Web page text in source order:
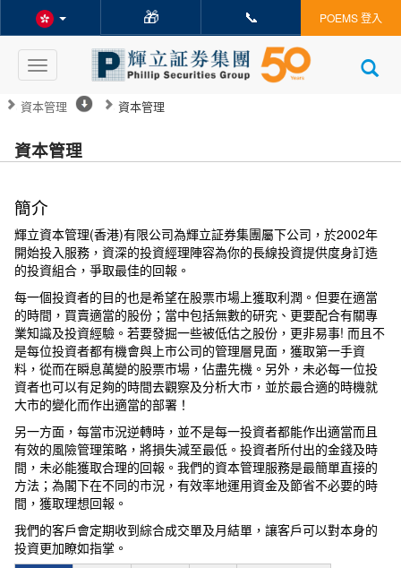
🎁 📞 POEMS 登入
Toggle
navigation
資本管理 資本管理
資本管理
簡介
輝立資本管理(香港)有限公司為輝立証券集團屬下公司，於2002年
開始投入服務，資深的投資經理陣容為你的長線投資提供度身訂造
的投資組合，爭取最佳的回報。
每一個投資者的目的也是希望在股票市場上獲取利潤。但要在適當
的時間，買賣適當的股份；當中包括無數的研究、更要配合有關專
業知識及投資經驗。若要發掘一些被低估之股份，更非易事! 而且不
是每位投資者都有機會與上市公司的管理層見面，獲取第一手資
料，從而在瞬息萬變的股票市場，佔盡先機。另外，未必每一位投
資者也可以有足夠的時間去觀察及分析大市，並於最合適的時機就
大市的變化而作出適當的部署！
另一方面，每當市況逆轉時，並不是每一投資者都能作出適當而且
有效的風險管理策略，將損失減至最低。投資者所付出的金錢及時
間，未必能獲取合理的回報。我們的資本管理服務是最簡單直接的
方法；為閣下在不同的市況，有效率地運用資金及節省不必要的時
間，獲取理想回報。
我們的客戶會定期收到綜合成交單及月結單，讓客戶可以對本身的
投資更加瞭如指掌。